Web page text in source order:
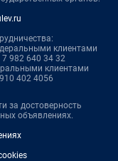
клиентами
7 982 640 34 32
клиентами
402 4056
за достоверность
объявлениях.